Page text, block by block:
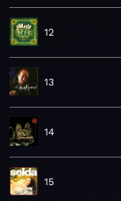
12
13
14
15